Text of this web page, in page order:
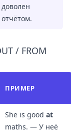
доволен
отчётом.
/ FROM
ПРИМЕР
She is good at
maths. — У неё